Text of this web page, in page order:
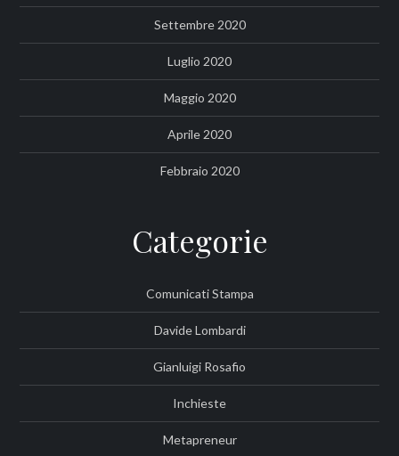
Settembre 2020
Luglio 2020
Maggio 2020
Aprile 2020
Febbraio 2020
Categorie
Comunicati Stampa
Davide Lombardi
Gianluigi Rosafio
Inchieste
Metapreneur